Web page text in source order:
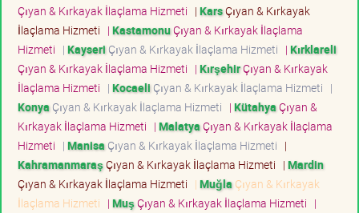
Çıyan & Kırkayak İlaçlama Hizmeti | KarsÇıyan & Kırkayak
İlaçlama Hizmeti | KastamonuÇıyan & Kırkayak İlaçlama
Hizmeti | Kayseri Çıyan & Kırkayak İlaçlama Hizmeti | Kırklareli
Çıyan & Kırkayak İlaçlama Hizmeti | KırşehirÇıyan & Kırkayak
İlaçlama Hizmeti | Kocaeli Çıyan & Kırkayak İlaçlama Hizmeti |
Konya Çıyan & Kırkayak İlaçlama Hizmeti | KütahyaÇıyan &
Kırkayak İlaçlama Hizmeti | MalatyaÇıyan & Kırkayak İlaçlama
Hizmeti | Manisa Çıyan & Kırkayak İlaçlama Hizmeti |
KahramanmaraşÇıyan & Kırkayak İlaçlama Hizmeti | Mardin
Çıyan & Kırkayak İlaçlama Hizmeti | Muğla Çıyan & Kırkayak
İlaçlama Hizmeti | MuşÇıyan & Kırkayak İlaçlama Hizmeti |